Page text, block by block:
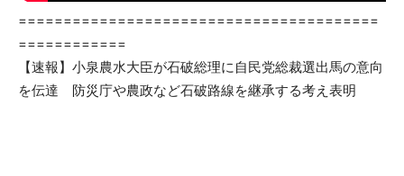
========================================
============
【速報】小泉農水大臣が石破総理に自民党総裁選出馬の意向
を伝達 防災庁や農政など石破路線を継承する考え表明